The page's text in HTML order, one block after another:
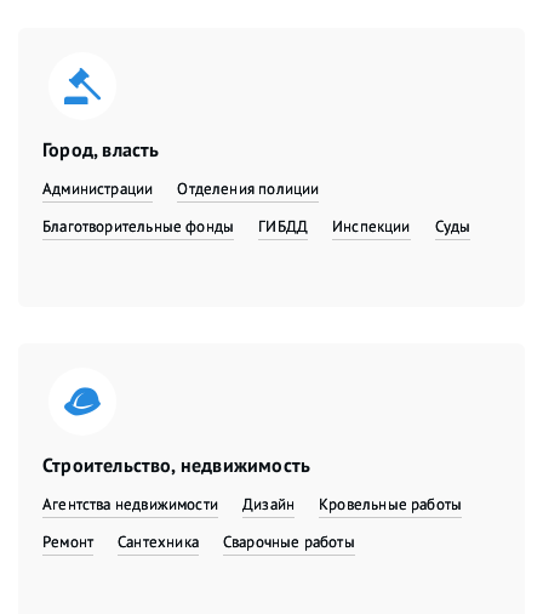
Город, власть
Администрации
Отделения полиции
Благотворительные фонды
ГИБДД Инспекции Суды
Строительство, недвижимость
Агентства недвижимости Дизайн
Кровельные работы
Ремонт
Сантехника Сварочные работы